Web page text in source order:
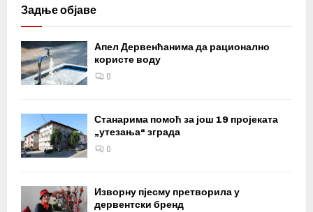
Задње објаве
Апел Дервенћанима да рационално
користе воду
0
Станарима помоћ за још 19 пројеката
„утезања“ зграда
0
Изворну пјесму претворила у
дервентски бренд